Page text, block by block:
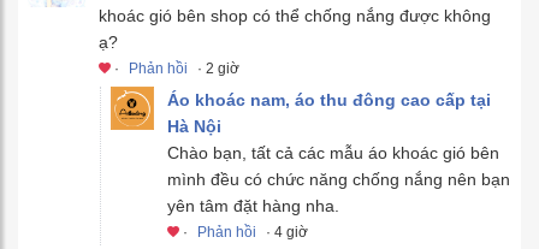
khoác gió bên shop có thể chống nắng được không
ạ?
· Phản hồi · 2 giờ
Áo khoác nam, áo thu đông cao cấp tại
Hà Nội
Chào bạn, tất cả các mẫu áo khoác gió bên
mình đều có chức năng chống nắng nên bạn
yên tâm đặt hàng nha.
· Phản hồi · 4 giờ